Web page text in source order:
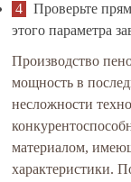
Проверьте
этого параметра
Производство
мощность в
несложности
материалом,
характеристики.